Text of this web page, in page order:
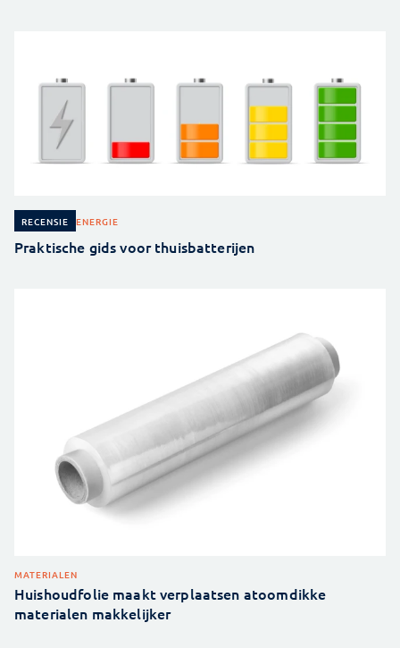
RECENSIE ENERGIE
Praktische gids voor thuisbatterijen
MATERIALEN
Huishoudfolie maakt verplaatsen atoomdikke
materialen makkelijker